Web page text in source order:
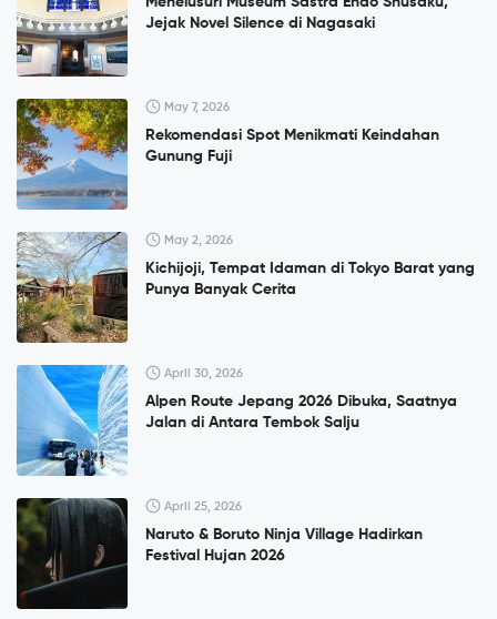
Jejak Novel Silence di Nagasaki
May 7, 2026
Rekomendasi Spot Menikmati Keindahan
Gunung Fuji
May 2, 2026
Kichijoji, Tempat Idaman di Tokyo Barat yang
Punya Banyak Cerita
April 30, 2026
Alpen Route Jepang 2026 Dibuka, Saatnya
Jalan di Antara Tembok Salju
April 25, 2026
Naruto & Boruto Ninja Village Hadirkan
Festival Hujan 2026